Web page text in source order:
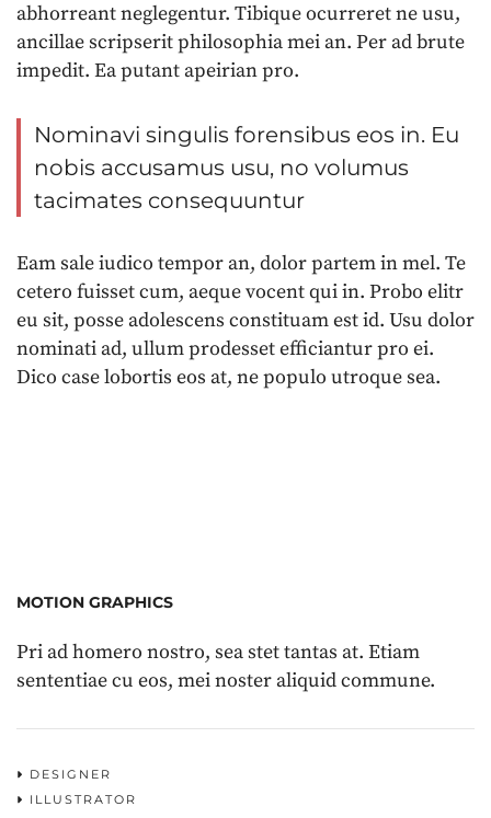
abhorreant neglegentur. Tibique ocurreret ne usu,
ancillae scripserit philosophia mei an. Per ad brute
impedit. Ea putant apeirian pro.
Nominavi singulis forensibus eos in. Eu
nobis accusamus usu, no volumus
tacimates consequuntur
Eam sale iudico tempor an, dolor partem in mel. Te
cetero fuisset cum, aeque vocent qui in. Probo elitr
eu sit, posse adolescens constituam est id. Usu dolor
nominati ad, ullum prodesset efficiantur pro ei.
Dico case lobortis eos at, ne populo utroque sea.
MOTION GRAPHICS
Pri ad homero nostro, sea stet tantas at. Etiam
sententiae cu eos, mei noster aliquid commune.
DESIGNER
ILLUSTRATOR